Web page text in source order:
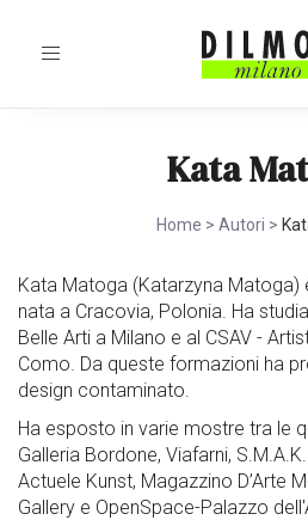
Toggle
Kata
Home > Autori >
Kata Matoga (Katarzyna Matoga)
nata a Cracovia, Polonia. Ha
Belle Arti a Milano e al CSAV -
Como. Da queste formazioni ha
design contaminato.
Ha esposto in varie mostre tra le
Galleria Bordone, Viafarni,
Actuele Kunst, Magazzino D’Arte
Gallery e OpenSpace-Palazzo